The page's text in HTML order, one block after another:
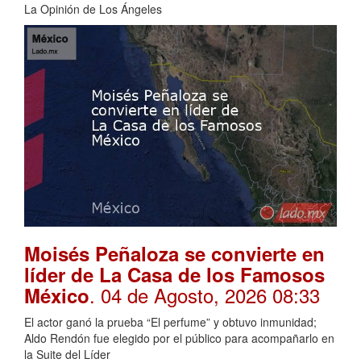
La Opinión de Los Ángeles
Moisés Peñaloza se convierte en
líder de La Casa de los Famosos
México. 04 de Agosto, 2026 08:33
El actor ganó la prueba “El perfume” y obtuvo inmunidad;
Aldo Rendón fue elegido por el público para acompañarlo en
la Suite del Líder